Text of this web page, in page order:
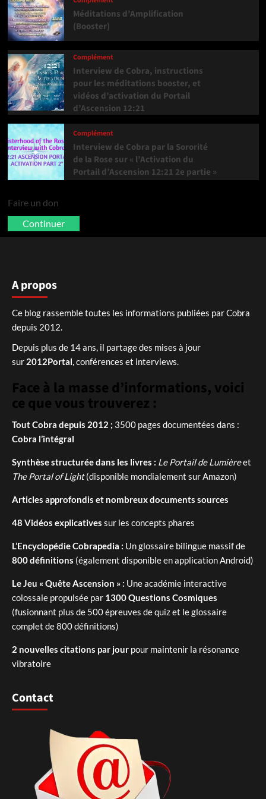
Méditations d’Amplification
(Booster)
Complément
Interview de Cobra, instructions
pour les méditations booster, et
vidéos d’activation du Portail
d’Ascension 12:21
Complément
Interview de Cobra par la Sororité
de la Rose sur « l’Activation du
Portail d’Ascension 12:21 2e partie »
Faire un don
Continuer
A propos
Ce blog rassemble toutes les informations publiées par Cobra
depuis 2012.
Depuis plus de 14 ans, il partage des mises à jour
sur 2012Portal, conférences et interviews.
Face à la masse d’informations, voici
ce que vous trouverez :
Tout Cobra depuis 2012 ; 3500 pages documentées dans :
Cobra l’intégral
Synthèse structurée dans les livres : Le Portail de Lumièreet
The Portal of Light(disponible mondialement sur Amazon)
Articles approfondis et nombreux documents sources
48 Vidéos explicatives sur les concepts phares
L’Encyclopédie Cobrapedia : Un glossaire bilingue massif de
800 définitions (également disponible en application Android)
Le Jeu « Quête Ascension » : Une académie interactive
colossale propulsée par 1300 Questions Cosmiques
(fusionnant plus de 500 épreuves de quiz et le glossaire
complet de 800 définitions)
2 nouvelles citations par jour pour maintenir la résonance
vibratoire
Contact